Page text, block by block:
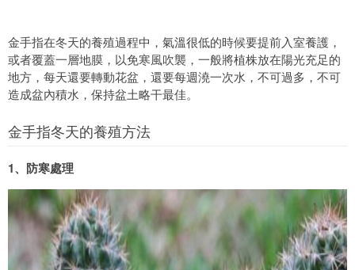
金手指在冬天的養殖過程中，氣溫很低的時候要提前入室養護，
或者覆蓋一層地膜，以免寒風吹襲，一般將植株放在陽光充足的
地方，每天還要轉動花盆，還要每週澆一次水，不可過多，不可
造成盆內積水，保持盆土略干最佳。
金手指冬天的養殖方法
1、防寒處理